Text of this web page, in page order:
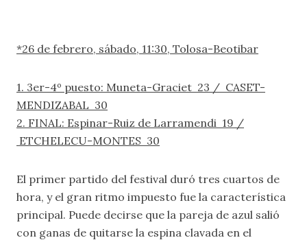
*26 de febrero, sábado, 11:30, Tolosa-Beotibar
1. 3er-4º puesto: Muneta-Graciet 23 / CASET-
MENDIZABAL 30
2. FINAL: Espinar-Ruiz de Larramendi 19 /
ETCHELECU-MONTES 30
El primer partido del festival duró tres cuartos de
hora, y el gran ritmo impuesto fue la característica
principal. Puede decirse que la pareja de azul salió
con ganas de quitarse la espina clavada en el